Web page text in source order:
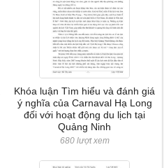
Khóa luận Tìm hiểu và đánh giá
ý nghĩa của Carnaval Hạ Long
đối với hoạt động du lịch tại
Quảng Ninh
680 lượt xem